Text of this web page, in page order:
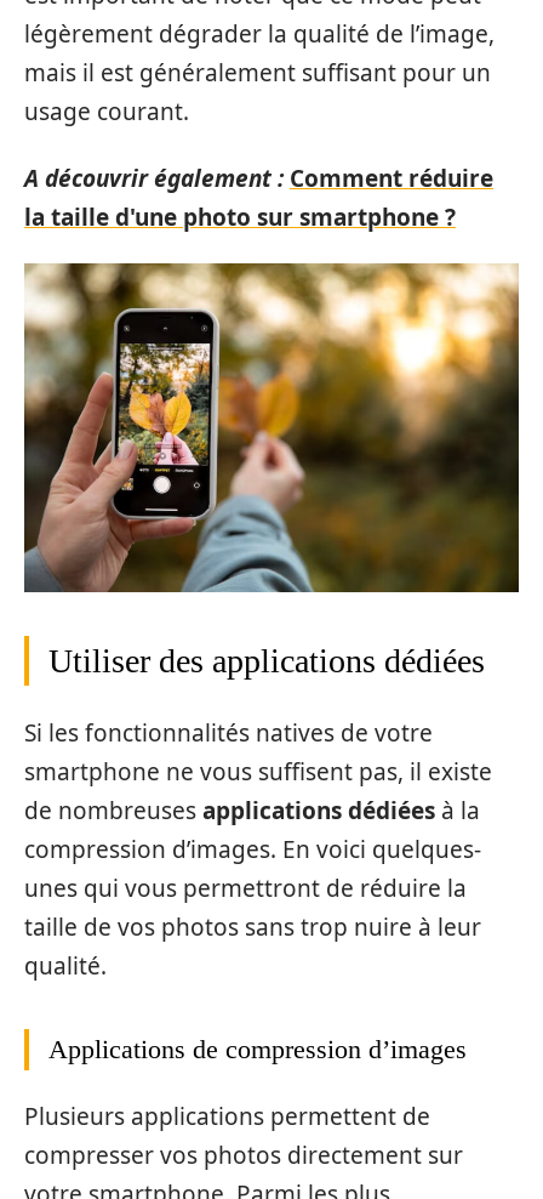
légèrement dégrader la qualité de l’image,
mais il est généralement suffisant pour un
usage courant.
A découvrir également : Comment réduire
la taille d'une photo sur smartphone ?
Utiliser des applications dédiées
Si les fonctionnalités natives de votre
smartphone ne vous suffisent pas, il existe
de nombreusesapplications dédiées à la
compression d’images. En voici quelques-
unes qui vous permettront de réduire la
taille de vos photos sans trop nuire à leur
qualité.
Applications de compression d’images
Plusieurs applications permettent de
compresser vos photos directement sur